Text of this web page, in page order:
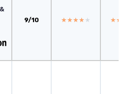
9/10 ★★★★★
★★★★★